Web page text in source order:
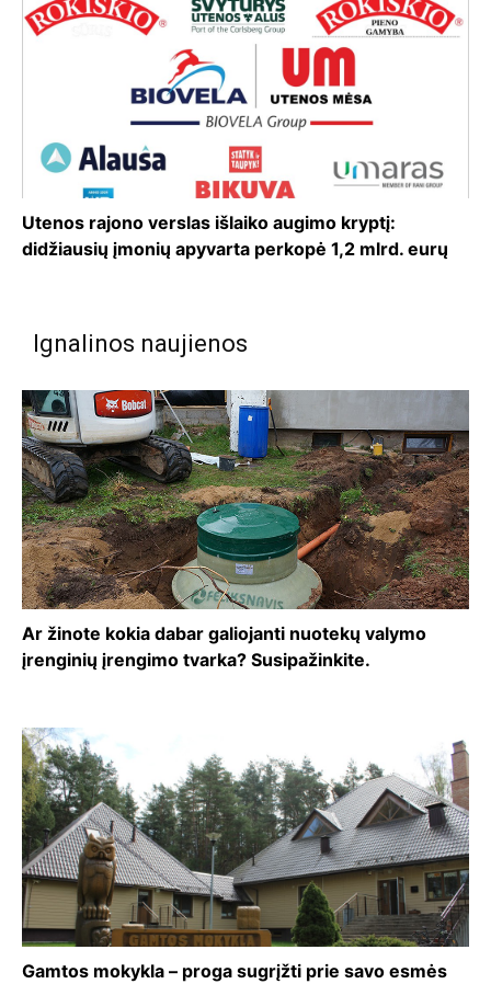
Utenos rajono verslas išlaiko augimo kryptį:
didžiausių įmonių apyvarta perkopė 1,2 mlrd. eurų
Ignalinos naujienos
Ar žinote kokia dabar galiojanti nuotekų valymo
įrenginių įrengimo tvarka? Susipažinkite.
Gamtos mokykla – proga sugrįžti prie savo esmės